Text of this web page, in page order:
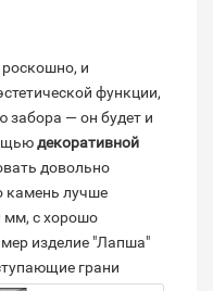
роскошно, и
функции,
забора — он будет и
декоративной
довольно
камень лучше
мм, с хорошо
изделие "Лапша"
грани